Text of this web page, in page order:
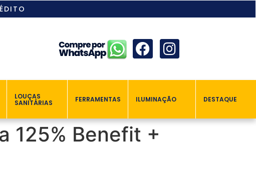
LOUÇAS
SANITÁRIAS FERRAMENTAS ILUMINAÇÃO DESTAQUE
125% Benefit +